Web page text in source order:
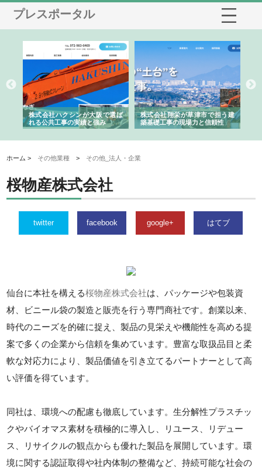
プレスポータル
株式会社ハクシンが大阪で選ば
れる公共工事の実績と強み
株式会社翔栄が草津市で担う建
築基礎工事の現場力と信頼性
ホーム > その他業種 > その他_法人・企業
桜物産株式会社
twitter facebook google+ はてブ
仙台に本社を構える桜物産株式会社は、パッケージや包装資
材、ビニール袋の製造と販売を行う専門商社です。創業以来、
時代のニーズを的確に捉え、製品の見栄えや機能性を高める提
案で多くの企業から信頼を集めています。豊富な取扱品目と柔
軟な対応力により、製品価値を引き立てるパートナーとして高
い評価を得ています。
同社は、環境への配慮も徹底しています。生分解性プラスチッ
クやバイオマス素材を積極的に導入し、リユース、リデュー
ス、リサイクルの観点からも優れた製品を展開しています。環
境に関する認証取得や社内体制の整備など、持続可能な社会の